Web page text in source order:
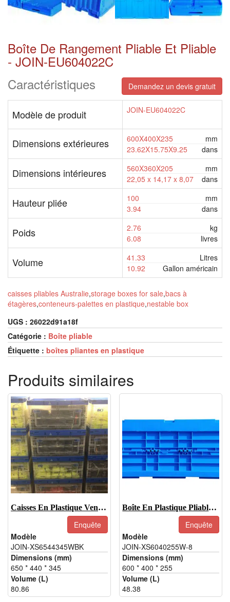
Boîte De Rangement Pliable Et Pliable
- JOIN-EU604022C
Caractéristiques
Demandez un devis gratuit
Modèle de produit JOIN-EU604022C
Dimensions extérieures 600X400X235
mm
23.62X15.75X9.25
dans
Dimensions intérieures 560X360X205
mm
22,05 x 14,17 x 8,07
dans
Hauteur pliée 100
mm
3.94
dans
Poids 2.76
kg
6.08
livres
Volume 41.33
Litres
10.92
Gallon américain
caisses pliables Australie,storage boxes for sale,bacs à
étagères,conteneurs-palettes en plastique,nestable box
UGS : 26022d91a18f
Catégorie : Boîte pliable
Étiquette : boîtes pliantes en plastique
Produits similaires
Caisses En Plastique Ventilées-JOIN-XS6544345WBK
Enquête
Modèle
JOIN-XS6544345WBK
Dimensions (mm)
650 * 440 * 345
Volume (L)
80.86
Boîte En Plastique Pliable-JOIN-XS6040255W-8
Enquête
Modèle
JOIN-XS6040255W-8
Dimensions (mm)
600 * 400 * 255
Volume (L)
48.38